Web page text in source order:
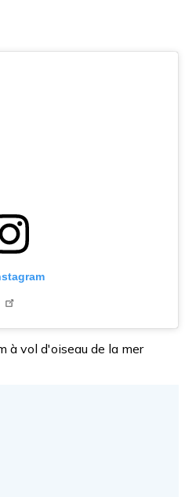
à vol d'oiseau de la mer